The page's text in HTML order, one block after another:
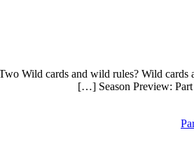
Two Wild cards and wild rules? Wild
Season Preview: